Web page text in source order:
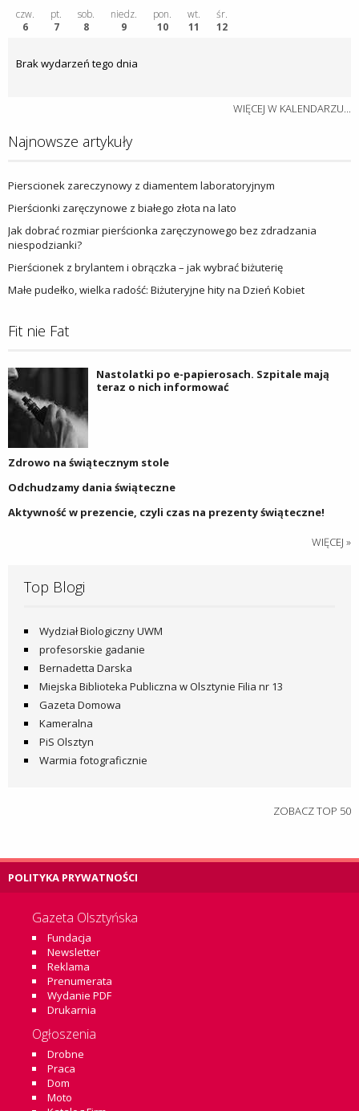
czw.
6
pt.
7
sob.
8
niedz.
9
pon.
10
wt.
11
śr.
12
Brak wydarzeń tego dnia
WIĘCEJ W KALENDARZU...
Najnowsze artykuły
Pierscionek zareczynowy z diamentem laboratoryjnym
Pierścionki zaręczynowe z białego złota na lato
Jak dobrać rozmiar pierścionka zaręczynowego bez zdradzania
niespodzianki?
Pierścionek z brylantem i obrączka – jak wybrać biżuterię
Małe pudełko, wielka radość: Biżuteryjne hity na Dzień Kobiet
Fit nie Fat
Nastolatki po e-papierosach. Szpitale mają
teraz o nich informować
Zdrowo na świątecznym stole
Odchudzamy dania świąteczne
Aktywność w prezencie, czyli czas na prezenty świąteczne!
WIĘCEJ »
Top Blogi
Wydział Biologiczny UWM
profesorskie gadanie
Bernadetta Darska
Miejska Biblioteka Publiczna w Olsztynie Filia nr 13
Gazeta Domowa
Kameralna
PiS Olsztyn
Warmia fotograficznie
ZOBACZ TOP 50
POLITYKA PRYWATNOŚCI
Gazeta Olsztyńska
Fundacja
Newsletter
Reklama
Prenumerata
Wydanie PDF
Drukarnia
Ogłoszenia
Drobne
Praca
Dom
Moto